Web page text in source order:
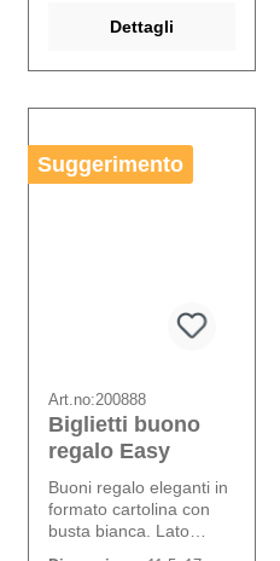
Dettagli
Suggerimento
Art.no:200888
Biglietti buono
regalo Easy
Buoni regalo eleganti in
formato cartolina con
busta bianca. Lato